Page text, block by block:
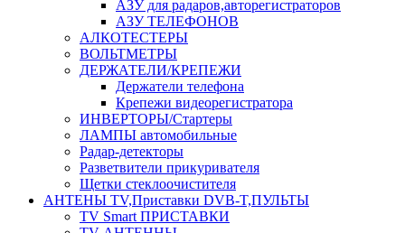
АЗУ для радаров,авторегистраторов
АЗУ ТЕЛЕФОНОВ
АЛКОТЕСТЕРЫ
ВОЛЬТМЕТРЫ
ДЕРЖАТЕЛИ/КРЕПЕЖИ
Держатели телефона
Крепежи видеорегистратора
ИНВЕРТОРЫ/Стартеры
ЛАМПЫ автомобильные
Радар-детекторы
Разветвители прикуривателя
Щетки стеклоочистителя
АНТЕНЫ ТV,Приставки DVB-T,ПУЛЬТЫ
TV Smart ПРИСТАВКИ